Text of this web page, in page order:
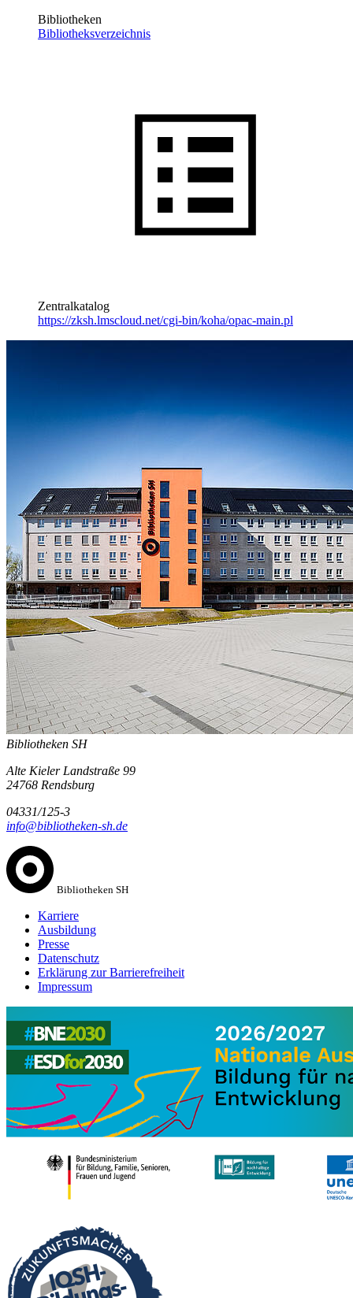
Bibliotheken
Bibliotheksverzeichnis
Zentralkatalog
https://zksh.lmscloud.net/cgi-bin/koha/opac-main.pl
Bibliotheken SH
Alte Kieler Landstraße 99
24768 Rendsburg
04331/125-3
info@bibliotheken-sh.de
Bibliotheken SH
Karriere
Ausbildung
Presse
Datenschutz
Erklärung zur Barrierefreiheit
Impressum